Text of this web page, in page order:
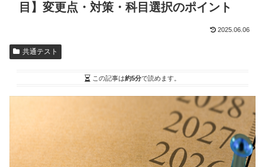
目】変更点・対策・科目選択のポイント
2025.06.06
共通テスト
この記事は約5分で読めます。